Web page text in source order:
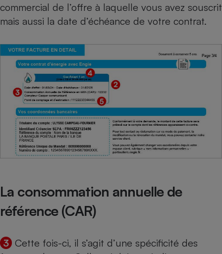
commercial de l’offre à laquelle vous avez souscrit
mais aussi la date d’échéance de votre contrat.
La consommation annuelle de
référence (CAR)
3 Cette fois-ci, il s’agit d’une spécificité des